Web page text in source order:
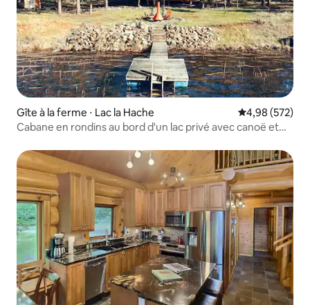
Gîte à la ferme ⋅ Lac la Hache Évaluation
4,98 (572)
Cabane en rondins au bord d'un lac privé avec canoë et